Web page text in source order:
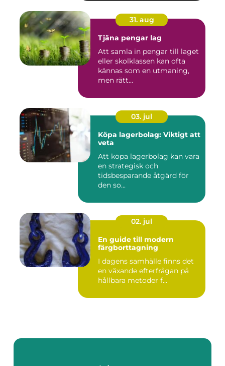
31. aug
Tjäna pengar lag
Att samla in pengar till laget
eller skolklassen kan ofta
kännas som en utmaning,
men rätt...
03. jul
Köpa lagerbolag: Viktigt att
veta
Att köpa lagerbolag kan vara
en strategisk och
tidsbesparande åtgärd för
den so...
02. jul
En guide till modern
färgborttagning
I dagens samhälle finns det
en växande efterfrågan på
hållbara metoder f...